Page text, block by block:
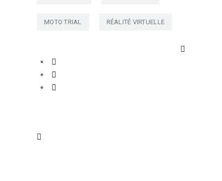
MOTO TRIAL RÉALITÉ VIRTUELLE